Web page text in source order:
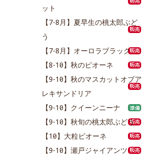
ット
【7-8月】夏早生の桃太郎ぶど
う
【7-8月】オーロラブラック
【8-10月】秋のピオーネ
【9-10月】秋のマスカットオブア
レキサンドリア
【9-10月】クイーンニーナ
【9-10月】秋旬の桃太郎ぶどう
【10月】大粒ピオーネ
【9-10月】瀬戸ジャイアンツ